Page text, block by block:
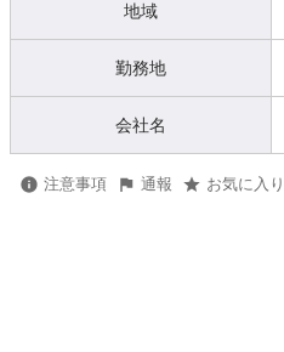
地域
勤務地
会社名
注意事項 通報 お気に入り